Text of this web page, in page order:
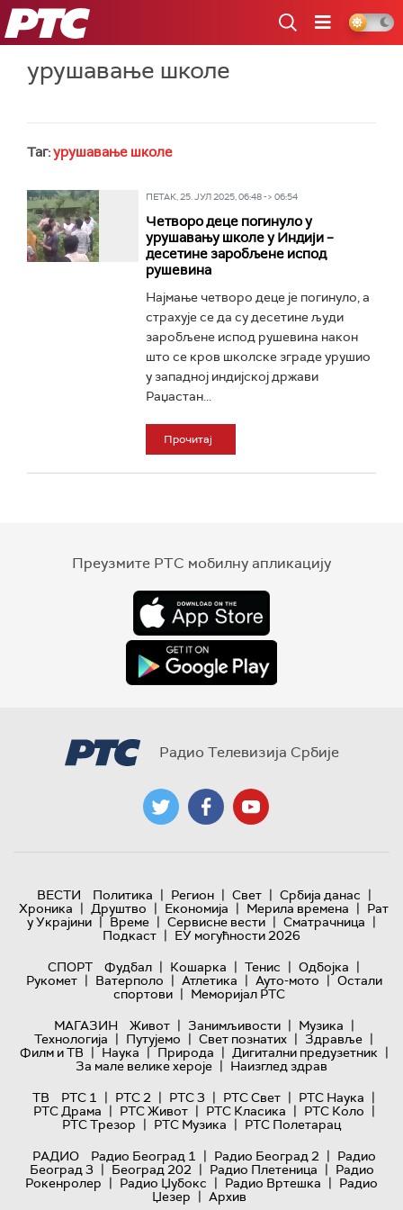
РТС
урушавање школе
Таг:урушавање школе
ПЕТАК, 25. ЈУЛ 2025, 06:48 -> 06:54
Четворо деце погинуло у
урушавању школе у Индији –
десетине заробљене испод
рушевина
Најмање четворо деце је погинуло, а
страхује се да су десетине људи
заробљене испод рушевина након
што се кров школске зграде урушио
у западној индијској држави
Раџастан...
Прочитај
Преузмите РТС мобилну апликацију
Радио Телевизија Србије
ВЕСТИ Политика | Регион | Свет | Србија данас |
Хроника | Друштво | Економија | Мерила времена | Рат
у Украјини | Време | Сервисне вести | Сматрачница |
Подкаст | ЕУ могућности 2026
СПОРТ
Фудбал | Кошарка | Тенис | Одбојка |
Рукомет | Ватерполо | Атлетика | Ауто-мото | Остали
спортови | Меморијал РТС
МАГАЗИН
Живот | Занимљивости | Музика |
Технологијa | Путујемо | Свет познатих | Здравље |
Филм и ТВ | Наука | Природа | Дигитални предузетник |
За мале велике хероје | Наизглед здрав
ТВ
РТС 1 | РТС 2 | РТС 3 | РТС Свет | РТС Наука |
РТС Драма | РТС Живот | РТС Класика | РТС Коло |
РТС Трезор | РТС Музика | РТС Полетарац
РАДИО
Радио Београд 1 | Радио Београд 2 | Радио
Београд 3 | Београд 202 | Радио Плетеница | Радио
Рокенролер | Радио Џубокс | Радио Вртешка | Радио
Џезер | Архив